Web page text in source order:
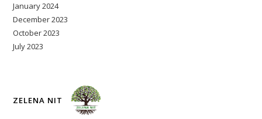
January 2024
December 2023
October 2023
July 2023
ZELENA NIT